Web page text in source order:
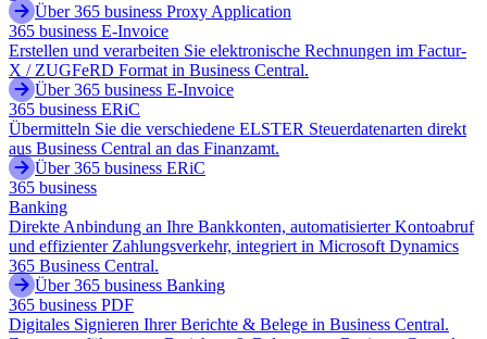
Über 365 business Proxy Application
365 business E-Invoice
Erstellen und verarbeiten Sie elektronische Rechnungen im Factur-
X / ZUGFeRD Format in Business Central.
Über 365 business E-Invoice
365 business ERiC
Übermitteln Sie die verschiedene ELSTER Steuerdatenarten direkt
aus Business Central an das Finanzamt.
Über 365 business ERiC
365 business
Banking
Direkte Anbindung an Ihre Bankkonten, automatisierter Kontoabruf
und effizienter Zahlungsverkehr, integriert in Microsoft Dynamics
365 Business Central.
Über 365 business Banking
365 business PDF
Digitales Signieren Ihrer Berichte & Belege in Business Central.